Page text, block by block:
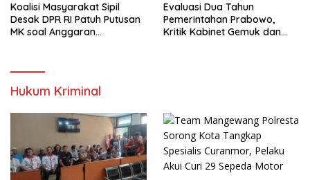
Koalisi Masyarakat Sipil
Desak DPR RI Patuh Putusan
MK soal Anggaran
Evaluasi Dua Tahun
Pemerintahan Prabowo,
Kritik Kabinet Gemuk dan
Hukum Kriminal